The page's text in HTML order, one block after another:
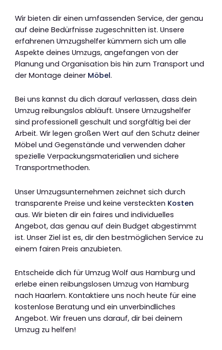
Wir bieten dir einen umfassenden Service, der genau
auf deine Bedürfnisse zugeschnitten ist. Unsere
erfahrenen Umzugshelfer kümmern sich um alle
Aspekte deines Umzugs, angefangen von der
Planung und Organisation bis hin zum Transport und
der Montage deiner Möbel.
Bei uns kannst du dich darauf verlassen, dass dein
Umzug reibungslos abläuft. Unsere Umzugshelfer
sind professionell geschult und sorgfältig bei der
Arbeit. Wir legen großen Wert auf den Schutz deiner
Möbel und Gegenstände und verwenden daher
spezielle Verpackungsmaterialien und sichere
Transportmethoden.
Unser Umzugsunternehmen zeichnet sich durch
transparente Preise und keine versteckten Kosten
aus. Wir bieten dir ein faires und individuelles
Angebot, das genau auf dein Budget abgestimmt
ist. Unser Ziel ist es, dir den bestmöglichen Service zu
einem fairen Preis anzubieten.
Entscheide dich für Umzug Wolf aus Hamburg und
erlebe einen reibungslosen Umzug von Hamburg
nach Haarlem. Kontaktiere uns noch heute für eine
kostenlose Beratung und ein unverbindliches
Angebot. Wir freuen uns darauf, dir bei deinem
Umzug zu helfen!